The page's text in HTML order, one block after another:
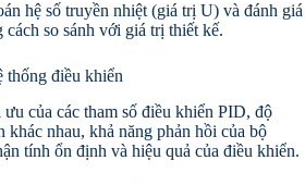
hệ số truyền nhiệt (giá trị U) và đánh giá
cách so sánh với giá trị thiết kế.
thống điều khiển
của các tham số điều khiển PID, độ
khác nhau, khả năng phản hồi của bộ
tính ổn định và hiệu quả của điều khiển.